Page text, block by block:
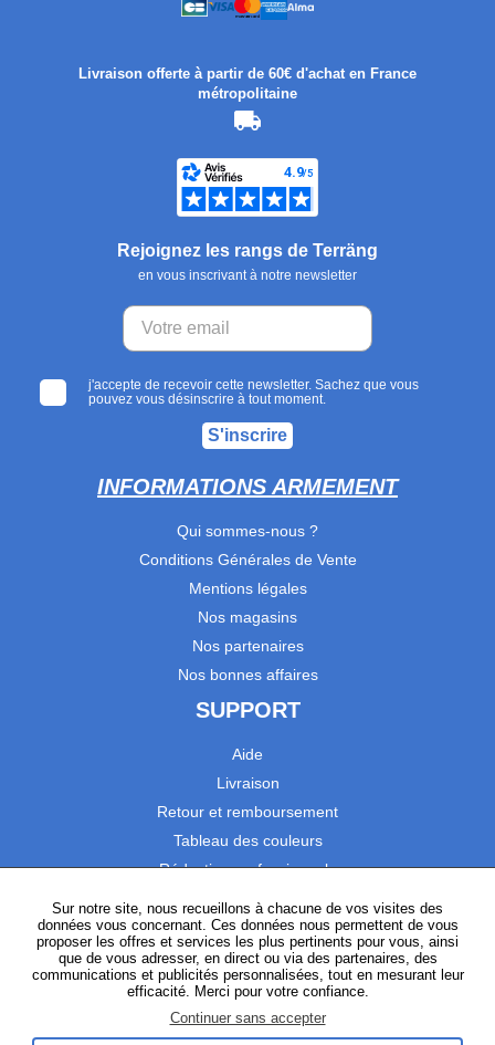
Livraison offerte à partir de 60€ d'achat en France
métropolitaine
Rejoignez les rangs de Terräng
en vous inscrivant à notre newsletter
j'accepte de recevoir cette newsletter. Sachez que vous
pouvez vous désinscrire à tout moment.
S'inscrire
INFORMATIONS ARMEMENT
Qui sommes-nous ?
Conditions Générales de Vente
Mentions légales
Nos magasins
Nos partenaires
Nos bonnes affaires
SUPPORT
Aide
Livraison
Retour et remboursement
Tableau des couleurs
Réduction professionnels
Catalogues
Satisfaction Clients
SUIVEZ-NOUS
Sur notre site, nous recueillons à chacune de vos visites des
données vous concernant. Ces données nous permettent de vous
proposer les offres et services les plus pertinents pour vous, ainsi
que de vous adresser, en direct ou via des partenaires, des
communications et publicités personnalisées, tout en mesurant leur
efficacité. Merci pour votre confiance.
Continuer sans accepter